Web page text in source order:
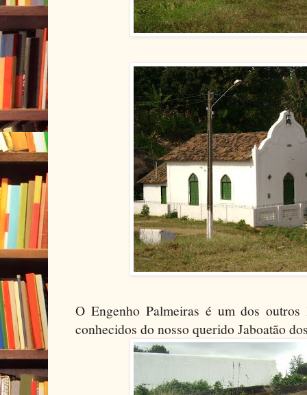
O Engenho Palmeiras é um dos outros
conhecidos do nosso querido Jaboatão